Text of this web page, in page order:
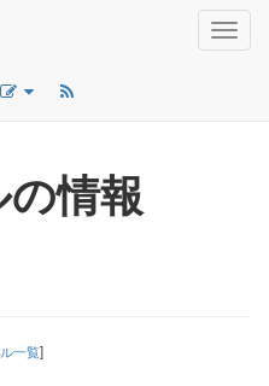
情報
一覧]